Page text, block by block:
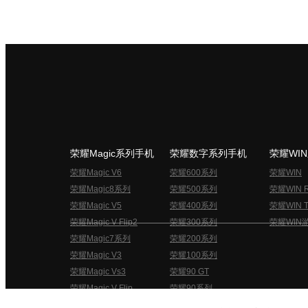
荣耀Magic系列手机
荣耀Magic V6
荣耀Magic8系列
荣耀Magic V5
荣耀Magic V Flip2
荣耀Magic7系列
荣耀Magic V3
荣耀Magic Vs3
荣耀Magic V Flip
荣耀数字系列手机
荣耀600系列
荣耀500系列
荣耀400系列
荣耀300系列
荣耀200系列
荣耀100系列
荣耀90 GT
荣耀90系列
荣耀
荣耀WIN
荣耀WIN
荣耀WIN
荣耀WIN